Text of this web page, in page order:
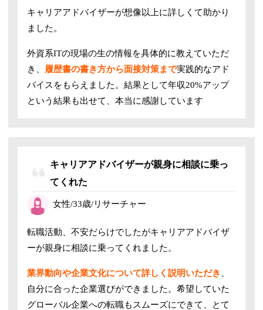
キャリアアドバイザーが想像以上に詳しくて助かり
ました。
外資系ITの現場の生の情報を具体的に教えていただ
き、 履歴書の書き方から面接対策まで実践的なアド
バイスをもらえました。結果として年収20%アップ
という結果も出せて、本当に感謝しています
キャリアアドバイザーが親身に相談に乗っ
てくれた
女性/33歳/リサーチャー
転職活動、不安だらけでしたがキャリアアドバイザ
ーが親身に相談に乗ってくれました。
業界動向や企業文化について詳しく説明いただき
自分に合った企業選びができました。希望していた
グローバル企業への転職もスムーズにできて、とて